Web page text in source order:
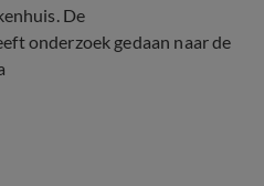
De
onderzoek gedaan naar de